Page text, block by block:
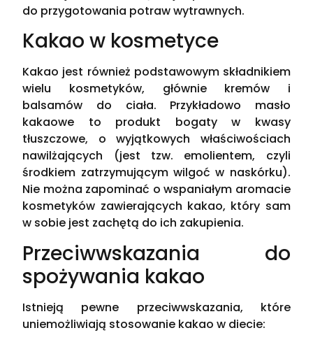
do przygotowania potraw wytrawnych.
Kakao w kosmetyce
Kakao jest również podstawowym składnikiem
wielu kosmetyków, głównie kremów i
balsamów do ciała. Przykładowo masło
kakaowe to produkt bogaty w kwasy
tłuszczowe, o wyjątkowych właściwościach
nawilżających (jest tzw. emolientem, czyli
środkiem zatrzymującym wilgoć w naskórku).
Nie można zapominać o wspaniałym aromacie
kosmetyków zawierających kakao, który sam
w sobie jest zachętą do ich zakupienia.
Przeciwwskazania do
spożywania kakao
Istnieją pewne przeciwwskazania, które
uniemożliwiają stosowanie kakao w diecie: